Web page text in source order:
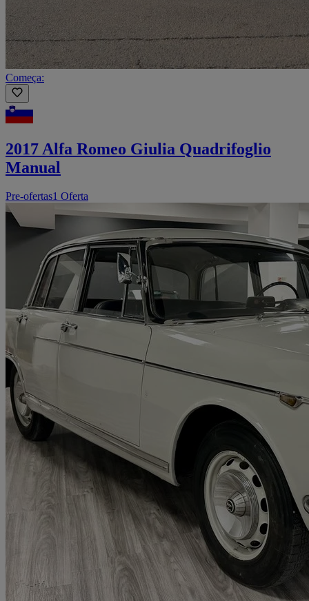
Começa:
2017 Alfa Romeo Giulia Quadrifoglio
Manual
Pre-ofertas1 Oferta